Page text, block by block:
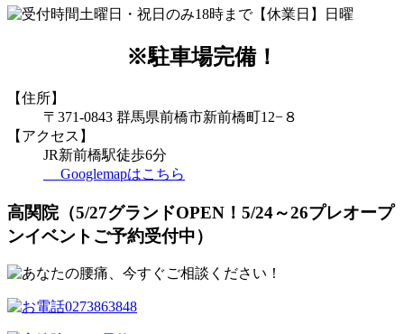
土曜日・祝日のみ18時まで【休業日】日曜
※駐車場完備！
【住所】
〒371-0843 群馬県前橋市新前橋町12−８
【アクセス】
JR新前橋駅徒歩6分
Googlemapはこちら
高関院（5/27グランドOPEN！5/24～26プレオープ
ンイベントご予約受付中）